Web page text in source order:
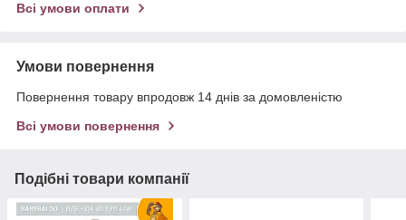
Всі умови оплати
Умови повернення
Повернення товару впродовж 14 днів за домовленістю
Всі умови повернення
Подібні товари компанії